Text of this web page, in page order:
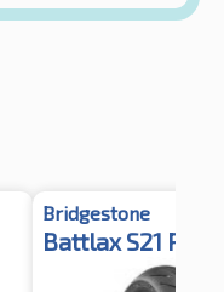
Bridgestone
Battlax S21 Rear